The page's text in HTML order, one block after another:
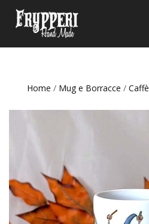
Home / Mug e Borracce / Caffè